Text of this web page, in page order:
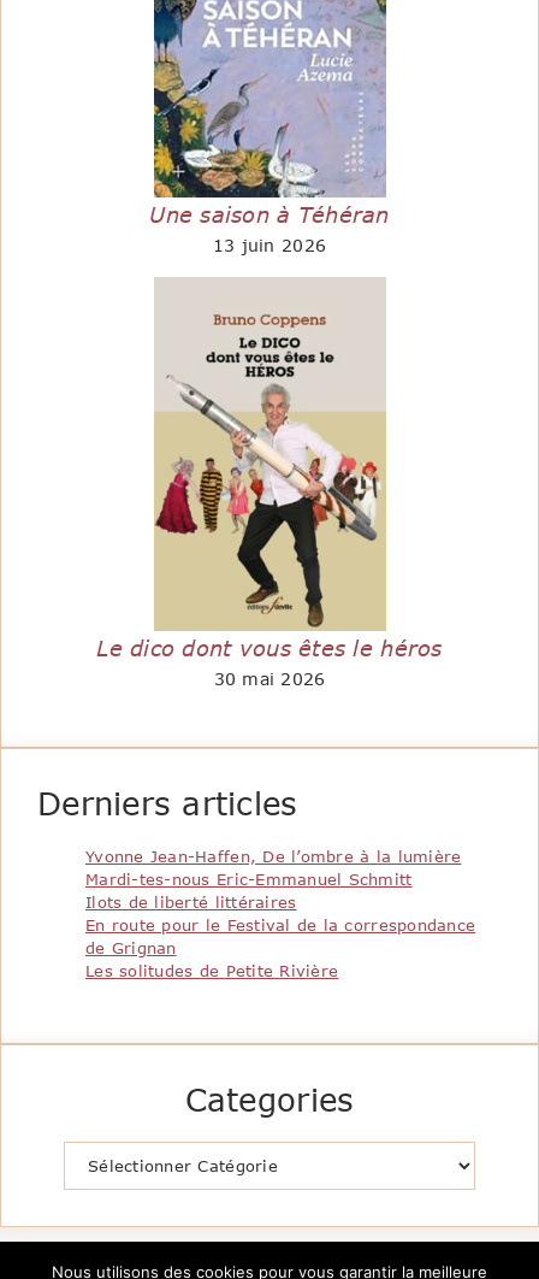
Une saison à Téhéran
13 juin 2026
Le dico dont vous êtes le héros
30 mai 2026
Derniers articles
Yvonne Jean-Haffen, De l’ombre à la lumière
Mardi-tes-nous Eric-Emmanuel Schmitt
Ilots de liberté littéraires
En route pour le Festival de la correspondance
de Grignan
Les solitudes de Petite Rivière
Categories
Nous utilisons des cookies pour vous garantir la meilleure